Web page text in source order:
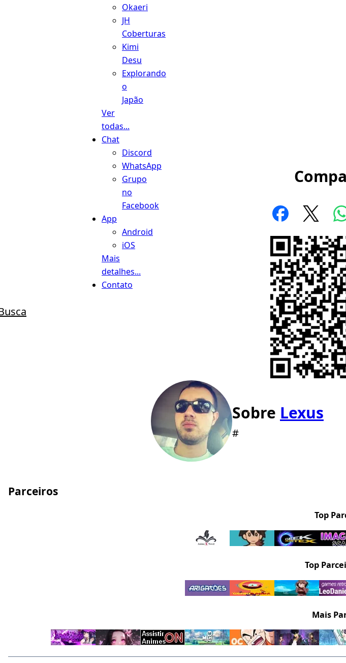
Okaeri
JH
Coberturas
Kimi
Desu
Explorando
o
Japão
Ver
todas...
Chat
Discord
WhatsApp
Grupo
no
Facebook
App
Android
iOS
Mais
detalhes...
Contato
Sobre Lexus
#
Parceiros
Top
Top
Mais